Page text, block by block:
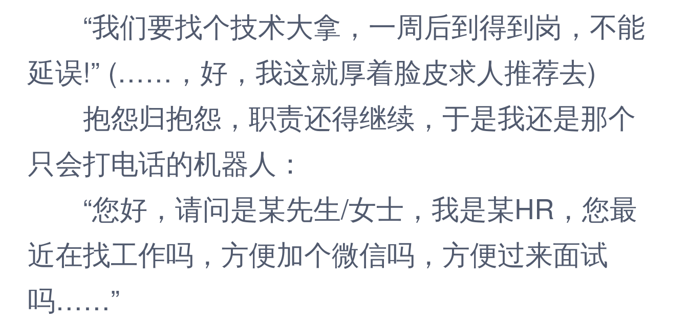
“我们要找个技术大拿，一周后到得到岗，不能
延误!” (……，好，我这就厚着脸皮求人推荐去)
抱怨归抱怨，职责还得继续，于是我还是那个
只会打电话的机器人：
“您好，请问是某先生/女士，我是某HR，您最
近在找工作吗，方便加个微信吗，方便过来面试
吗……”